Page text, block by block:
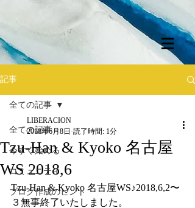
記事
全ての記事
今すぐ始める
コミュニティ
ブログ作成のヒント
全ての記事
Tzu-Han & Kyoko 名古屋
WS 2018,6
LIBERACION
2018年6月8日 読了時間: 1分
Tzu-Han & Kyoko 名古屋WS♪2018,6,2〜
３無事終了いたしました。